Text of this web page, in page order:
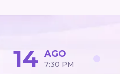
14 AGO
7:30 PM